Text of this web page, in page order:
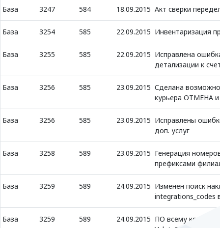
База 3247 584 18.09.2015 Акт сверки
База 3254 585 22.09.2015 Инвентаризация
База 3255 585 22.09.2015 Исправлена
детализации к
База 3256 585 23.09.2015 Сделана
курьера ОТМЕНА и
База 3256 585 23.09.2015 Исправлены
доп. услуг
База 3258 589 23.09.2015 Генерация
префиксами
База 3259 589 24.09.2015 Изменен поиск
integrations_codes
База 3259 589 24.09.2015 ПО всему коду